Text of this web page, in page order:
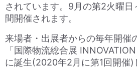
されています。9月の第2火曜日
間開催されます。
来場者・出展者からの毎年開催
「国際物流総合展 INNOVATION
に誕生(2020年2月に第1回開催)